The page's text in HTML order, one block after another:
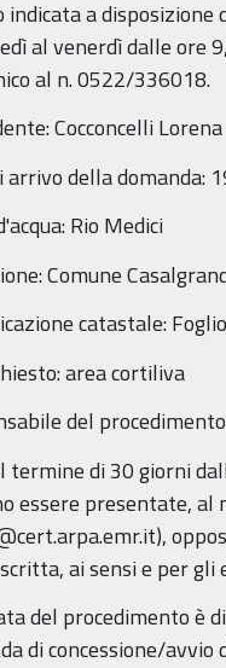
indicata a
al venerdì dalle ore
al n. 0522/336018.
Cocconcelli
arrivo della domanda:
Rio Medici
Comune
catastale:
area cortiliva
del
termine di 30 giorni
essere presentate, al
ai sensi e per
del procedimento è
di concessione/